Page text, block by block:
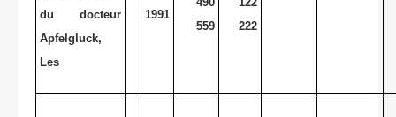
du docteur
Apfelgluck,
Les
1991
559
222